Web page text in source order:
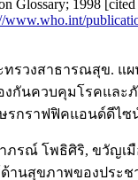
Glossary; 1998
www.who.int/
รวงสาธารณสุข. แ
งกันควบคุมโรคและ
รกราฟฟิคแอนด์ดีไซ
รณ์ โพธิศิริ, ขวัญเมื
านสุขภาพของประช